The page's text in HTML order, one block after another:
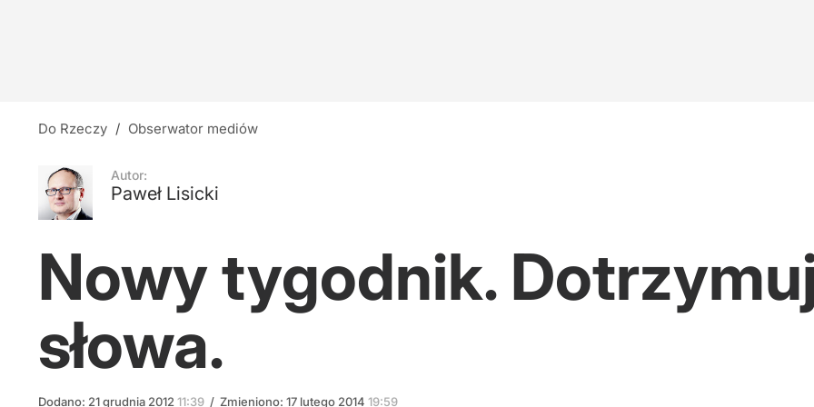
Tęsknota za wielkością
2
Do Rzeczy / Obserwator mediów
Autor:
Paweł Lisicki
Nowy tygodnik.
słowa.
Dodano: 21grudnia 2012 11:39 / Zmieniono: 17 lutego 2014 19:59